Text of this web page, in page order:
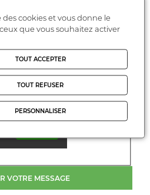
des cookies et vous donne le
que vous souhaitez activer
TOUT ACCEPTER
TOUT REFUSER
PERSONNALISER